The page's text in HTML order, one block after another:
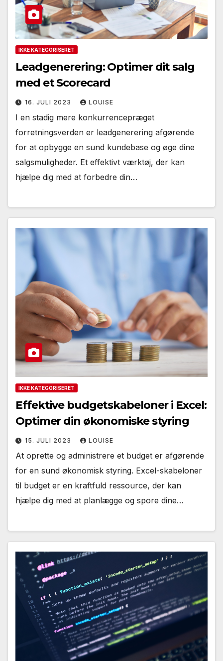
IKKE KATEGORISERET
Leadgenerering: Optimer dit salg
med et Scorecard
16. JULI 2023 LOUISE
I en stadig mere konkurrencepræget
forretningsverden er leadgenerering afgørende
for at opbygge en sund kundebase og øge dine
salgsmuligheder. Et effektivt værktøj, der kan
hjælpe dig med at forbedre din…
IKKE KATEGORISERET
Effektive budgetskabeloner i Excel:
Optimer din økonomiske styring
15. JULI 2023 LOUISE
At oprette og administrere et budget er afgørende
for en sund økonomisk styring. Excel-skabeloner
til budget er en kraftfuld ressource, der kan
hjælpe dig med at planlægge og spore dine…